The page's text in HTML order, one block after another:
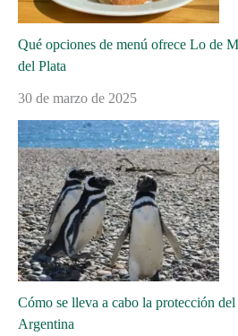
Qué opciones de menú ofrece Lo de
del Plata
30 de marzo de 2025
Cómo se lleva a cabo la protección
Argentina